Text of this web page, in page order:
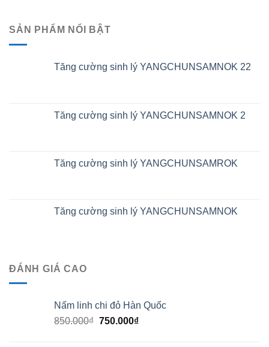
SẢN PHẨM NỔI BẬT
Tăng cường sinh lý YANGCHUNSAMNOK 22
Tăng cường sinh lý YANGCHUNSAMNOK 2
Tăng cường sinh lý YANGCHUNSAMROK
Tăng cường sinh lý YANGCHUNSAMNOK
ĐÁNH GIÁ CAO
Nấm linh chi đỏ Hàn Quốc
850.000₫ 750.000₫